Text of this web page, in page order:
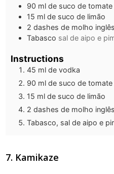
90 ml de suco de tomate
15 ml de suco de limão
2 dashes de molho inglês
Tabasco sal de aipo e
Instructions
45 ml de vodka
90 ml de suco de tomate
15 ml de suco de limão
2 dashes de molho inglês
Tabasco, sal de aipo e
7. Kamikaze